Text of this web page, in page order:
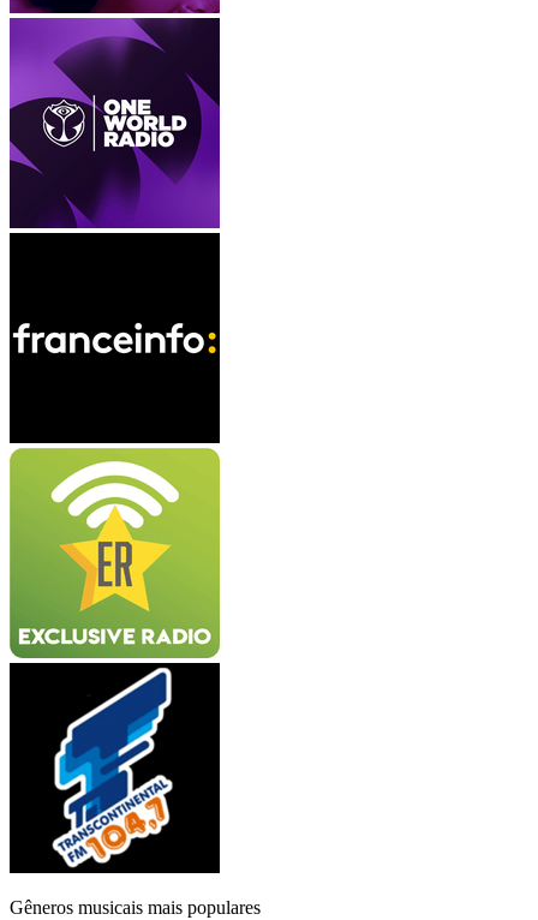
Gêneros musicais mais populares